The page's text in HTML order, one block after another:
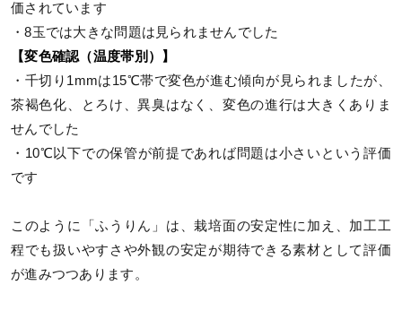
価されています
・8玉では大きな問題は見られませんでした
【変色確認（温度帯別）】
・千切り1mmは15℃帯で変色が進む傾向が見られましたが、
茶褐色化、とろけ、異臭はなく、変色の進行は大きくありま
せんでした
・10℃以下での保管が前提であれば問題は小さいという評価
です
このように「ふうりん」は、栽培面の安定性に加え、加工工
程でも扱いやすさや外観の安定が期待できる素材として評価
が進みつつあります。